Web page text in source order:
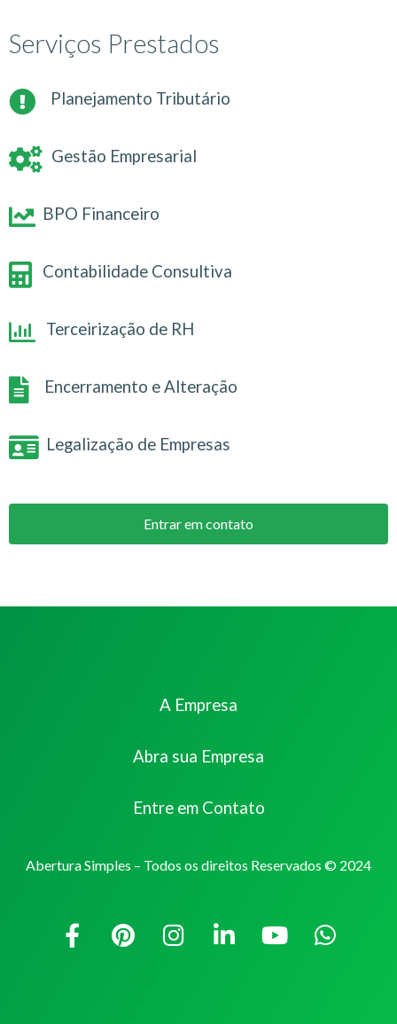
Serviços Prestados
Planejamento Tributário
Gestão Empresarial
BPO Financeiro
Contabilidade Consultiva
Terceirização de RH
Encerramento e Alteração
Legalização de Empresas
Entrar em contato
A Empresa
Abra sua Empresa
Entre em Contato
Abertura Simples – Todos os direitos Reservados © 2024